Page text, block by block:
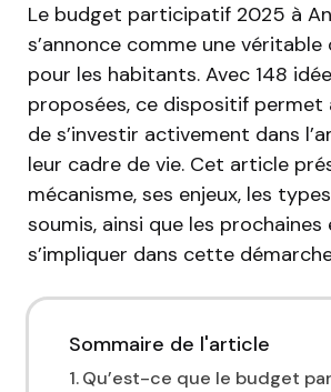
Le budget participatif 2025 à
s’annonce comme une
pour les habitants. Avec 148
proposées, ce dispositif permet
de s’investir activement dans
leur cadre de vie. Cet article
mécanisme, ses enjeux, les
soumis, ainsi que les
s’impliquer dans cette
Sommaire de l'article
Qu’est-ce que le budget